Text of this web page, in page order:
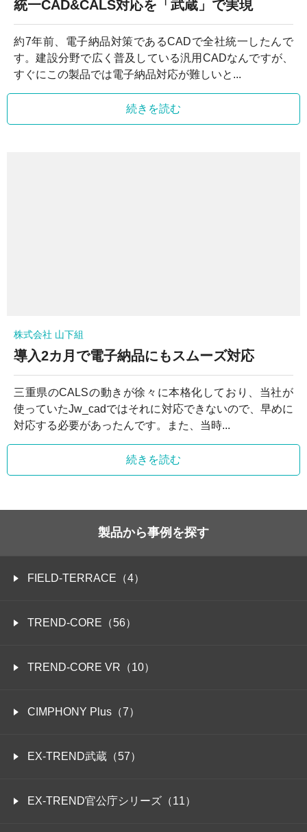
統一CAD&CALS対応を「武蔵」で実現
約7年前、電子納品対策であるCADで全社統一したんで
す。建設分野で広く普及している汎用CADなんですが、
すぐにこの製品では電子納品対応が難しいと...
続きを読む
株式会社 山下組
導入2カ月で電子納品にもスムーズ対応
三重県のCALSの動きが徐々に本格化しており、当社が
使っていたJw_cadではそれに対応できないので、早めに
対応する必要があったんです。また、当時...
続きを読む
製品から事例を探す
FIELD-TERRACE（4）
TREND-CORE（56）
TREND-CORE VR（10）
CIMPHONY Plus（7）
EX-TREND武蔵（57）
EX-TREND官公庁シリーズ（11）